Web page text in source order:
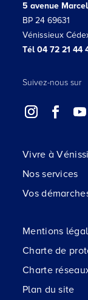
5 avenue
BP 24 69631
Vénissieux
Tél 04 72 21 44
Suivez-nous sur
Vivre à
Nos services
Vos
Mentions
Charte de
Charte
Plan du site